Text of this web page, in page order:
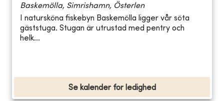
Baskemölla, Simrishamn, Österlen
I natursköna fiskebyn Baskemölla ligger vår söta
gäststuga. Stugan är utrustad med pentry och
helk...
Se kalender for ledighed